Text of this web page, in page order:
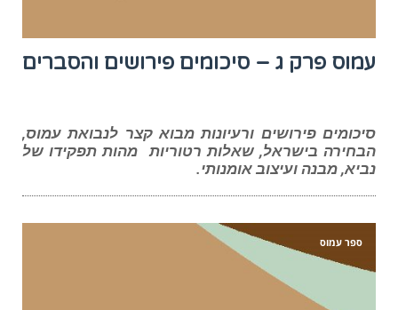
עמוס פרק ג – סיכומים פירושים והסברים
סיכומים פירושים ורעיונות מבוא קצר לנבואת עמוס,
הבחירה בישראל, שאלות רטוריות מהות תפקידו של
נביא, מבנה ועיצוב אומנותי.
ספר עמוס